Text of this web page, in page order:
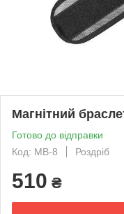
Магнітний
Готово до відправки
Код: МВ-8
Роздріб
510 ₴